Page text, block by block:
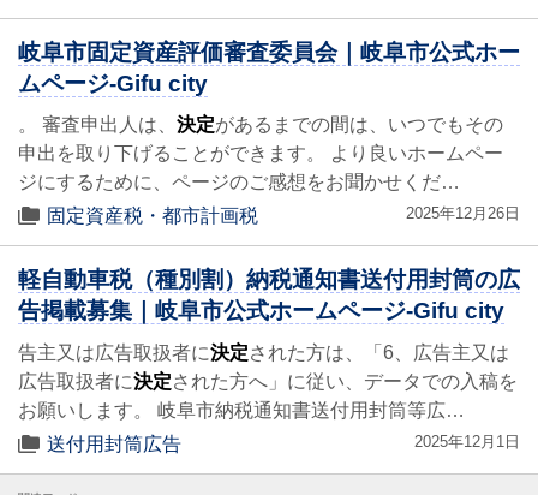
岐阜市固定資産評価審査委員会｜岐阜市公式ホー
ムページ-Gifu city
。 審査申出人は、 決定があるまでの間は、いつでもその
申出を取り下げることができます。 より良いホームペー
ジにするために、ページのご感想をお聞かせくだ…
固定資産税・都市計画税
2025年12月26日
軽自動車税（種別割）納税通知書送付用封筒の広
告掲載募集｜岐阜市公式ホームページ-Gifu city
告主又は広告取扱者に決定された方は、「6、広告主又は
広告取扱者に決定された方へ」に従い、データでの入稿を
お願いします。 岐阜市納税通知書送付用封筒等広…
送付用封筒広告
2025年12月1日